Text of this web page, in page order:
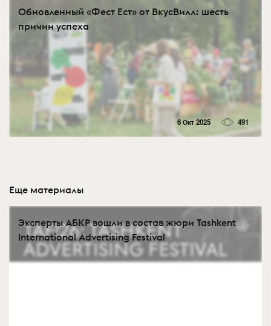
Обновленный «Фест Ест» от ВкусВилл: шесть
причин успеха
6 Окт 2025 491
Еще материалы
Эксперты АБКР вошли в состав жюри Tashkent
International Advertising Festival